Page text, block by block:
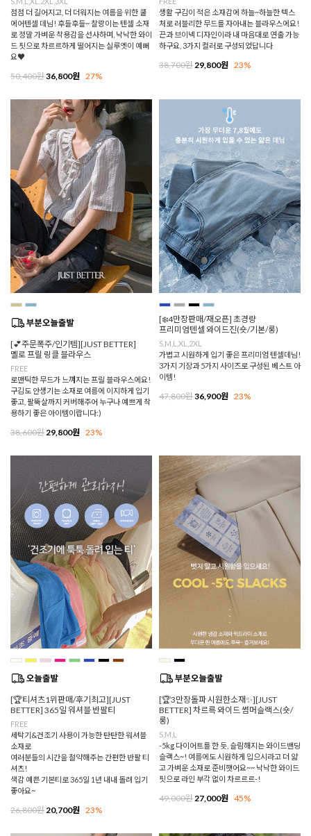
점점 더 길어지고, 더 더워지는 여름을 위한 쿨
에어텐셀 데님! 후들후들~ 찰랑이는 텐셀 소재
로 정말 가벼운 착용감을 선사하며, 낙낙한 와이
드 핏으로 차르르하게 떨어지는 실루엣이 예뻐
요♥
50,400원36,800원 27%
생활 구김이 적은 소재감에 하늘~하늘한 텍스
처로 러블리한 무드를 자아내는 블라우스에요!
끈과 브이넥 디자인이라 내 마음대로 연출 가능
하구요, 3가지 컬러로 구성되었답니다
38,700원 29,800원 23%
[💕주문폭주/인기템][JUST BETTER]
멜로 프릴 링클 블라우스
FREE
로맨틱한 무드가 느껴지는 프릴 블라우스에요!
구김도 안생기는 소재로 여름에 이지하게 입기
좋고, 팔뚝살까지 커버해주어 누구나 예쁘게 착
용하기 좋은 아이템이랍니다:)
38,600원 29,800원 23%
[❄️4만장판매/재오픈] 초경량
프리미엄텐셀 와이드진(숏/기본/롱)
S,M,L,XL,2XL
가볍고 시원하게 입기 좋은 프리미엄 텐셀데님!
3가지 기장과 5가지 사이즈로 구성된 베스트 아
이템!
47,800원36,900원 23%
[🏆티셔츠1위판매/후기최고][JUST
BETTER] 365일 워셔블 반팔티
FREE
세탁기&건조기 사용이 가능한 탄탄한 워셔블
소재로
여러분들의 시간을 절약해주는 간편한 반팔 티
셔츠!
색감 예쁜 기본티로 365일 1년 내내 돌려 입기
좋아요~
26,800원20,700원 23%
[🏆3만장돌파 시원한소재✨][JUST
BETTER] 차르륵 와이드 썸머슬랙스(숏/
롱)
S,M,L
-5kg 다이어트를 한 듯, 슬림해지는 와이드밴딩
슬랙스~! 여름에도 시원하게 입으시라고 더 얇
고 가벼운 소재로 준비햇어요~~ 낙낙한 와이드
핏으로 라인 부각 없이 차르르르-!
49,000원27,000원 45%